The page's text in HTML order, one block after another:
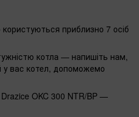
приблизно 7 осіб
котла — напишіть нам,
у вас котел, допоможемо